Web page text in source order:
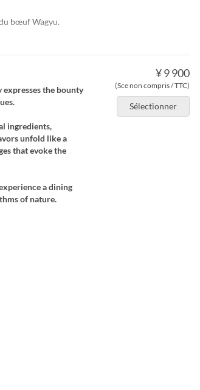
bœuf Wagyu.
¥ 9 900
(Sce non compris / TTC)
Sélectionner
the bounty
ingredients,
unfold like a
that evoke the
a dining
of nature.